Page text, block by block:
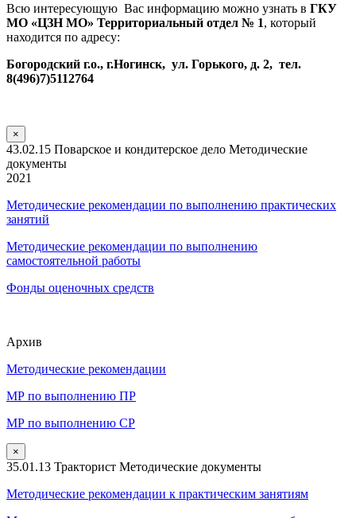
Всю интересующую Вас информацию можно узнать в ГКУ
МО «ЦЗН МО» Территориальный отдел № 1, который
находится по адресу:
Богородский г.о., г.Ногинск, ул. Горького, д. 2, тел.
8(496)7)5112764
×
43.02.15 Поварское и кондитерское дело Методические
документы
2021
Методические рекомендации по выполнению практических
занятий
Методические рекомендации по выполнению
самостоятельной работы
Фонды оценочных средств
Архив
Методические рекомендации
МР по выполнению ПР
МР по выполнению СР
×
35.01.13 Тракторист Методические документы
Методические рекомендации к практическим занятиям